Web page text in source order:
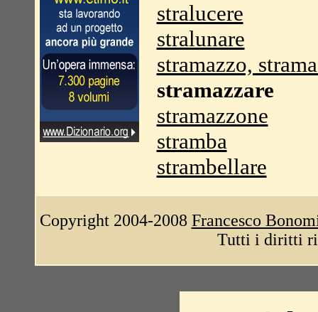
stralucere
stralunare
stramazzo,
stramazzare
stramazzone
stramba
strambellare
Copyright 2004-2008 Francesco
Tutti i diritti